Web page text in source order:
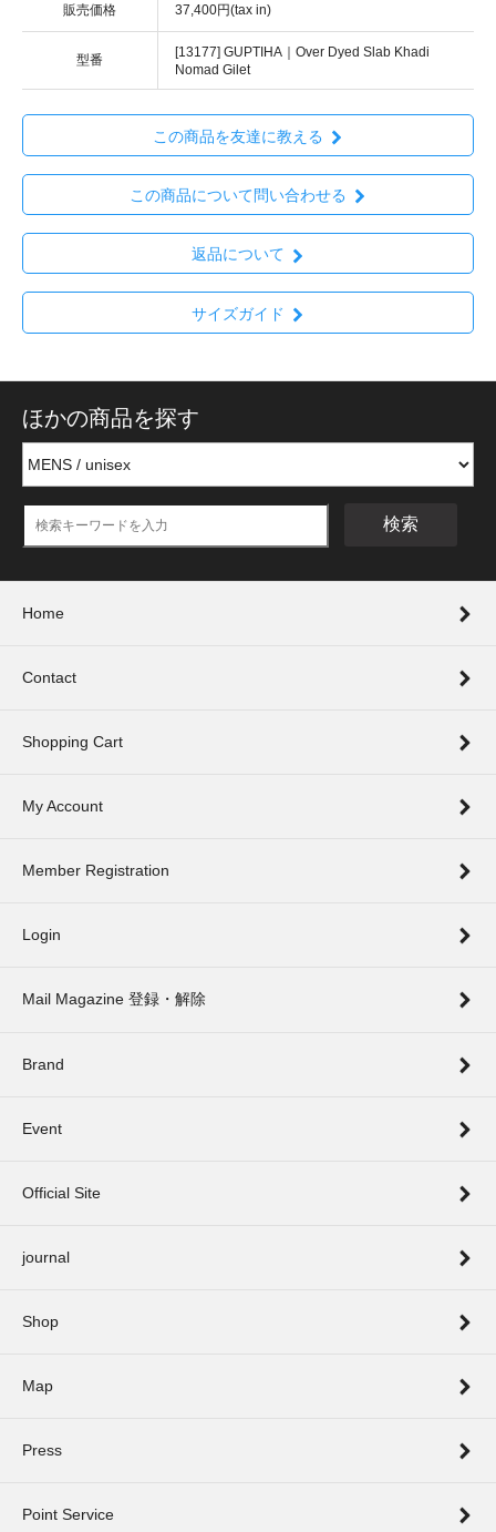
販売価格 37,400円(tax in)
型番
[13177] GUPTIHA｜Over Dyed Slab Khadi
Nomad Gilet
この商品を友達に教える
この商品について問い合わせる
返品について
サイズガイド
ほかの商品を探す
検索
Home
Contact
Shopping Cart
My Account
Member Registration
Login
Mail Magazine 登録・解除
Brand
Event
Official Site
journal
Shop
Map
Press
Point Service